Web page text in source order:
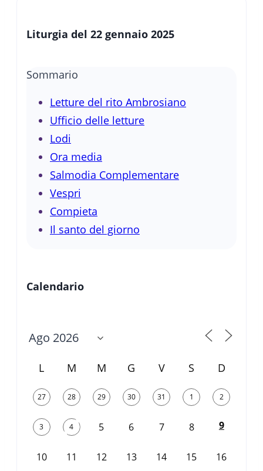
Liturgia del 22 gennaio 2025
Sommario
Letture del rito Ambrosiano
Ufficio delle letture
Lodi
Ora media
Salmodia Complementare
Vespri
Compieta
Il santo del giorno
Calendario
L M M G V S D
27 28 29 30 31 1 2
3 4 5 6 7 8 9
10 11 12 13 14 15 16